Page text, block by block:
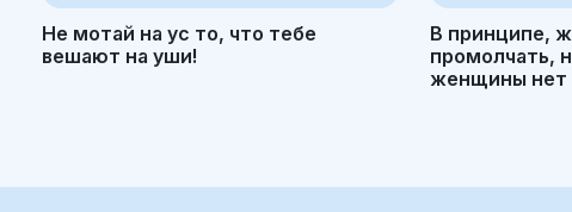
Не мотай на ус то, что тебе
вешают на уши!
В принципе,
промолчать,
женщины нет